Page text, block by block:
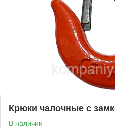
Крюки чалочные с
В наличии